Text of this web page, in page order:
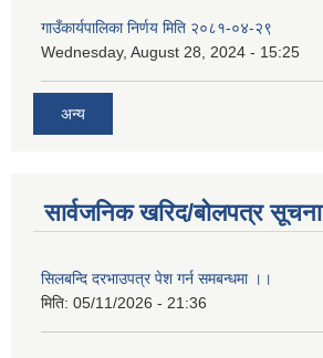
गाउँकार्यपालिका निर्णय मिति २०८१-०४-२९
Wednesday, August 28, 2024 - 15:25
अन्य
सार्वजनिक खरिद/बोलपत्र सूचना
सिलबन्दि दरभाउपत्र पेश गर्न समबन्धमा ।।
मिति: 05/11/2026 - 21:36